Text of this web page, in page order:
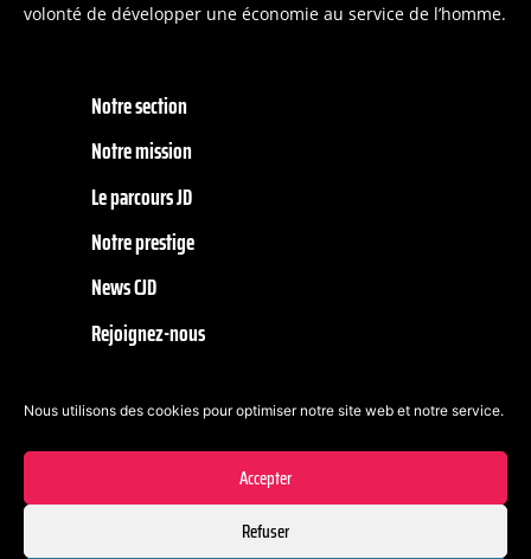
Nous utilisons des cookies pour optimiser notre site web et notre service.
Accepter
Refuser
volonté de développer une économie au service de l’homme.
Notre section
Notre mission
Le parcours JD
Notre prestige
News CJD
Rejoignez-nous
SUIVEZ-NOUS